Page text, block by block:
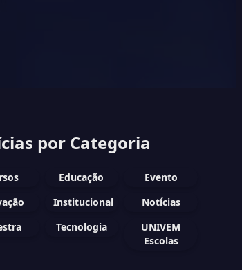
por Categoria
Educação
Evento
Institucional
Notícias
Tecnologia
UNIVEM
Escolas